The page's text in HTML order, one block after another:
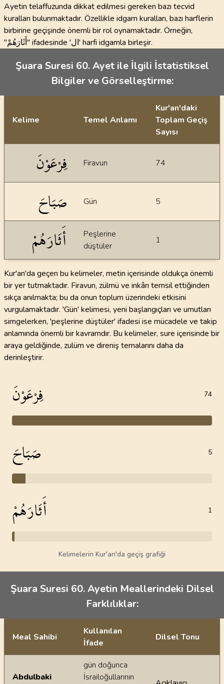
Ayetin telaffuzunda dikkat edilmesi gereken bazı tecvid
kuralları bulunmaktadır. Özellikle idgam kuralları, bazı harflerin
birbirine geçişinde önemli bir rol oynamaktadır. Örneğin,
"أَثَارَهُمْ" ifadesinde 'ال' harfi idgamla birleşir.
Şuara Suresi 60. Ayet ile İlgili İstatistiksel
Bilgiler ve Görselleştirme:
Kelime Temel Anlamı
Kur'an'daki
Toplam Geçiş
Sayısı
فِرْعَوْنَ Firavun 74
صَبَاحَ Gün 5
أَثَارَهُمْ
Peşlerine
düştüler
1
Kur'an'da geçen bu kelimeler, metin içerisinde oldukça önemli
bir yer tutmaktadır. Firavun, zülmü ve inkârı temsil ettiğinden
sıkça anılmakta; bu da onun toplum üzerindeki etkisini
vurgulamaktadır. 'Gün' kelimesi, yeni başlangıçları ve umutları
simgelerken, 'peşlerine düştüler' ifadesi ise mücadele ve takip
anlamında önemli bir kavramdır. Bu kelimeler, sure içerisinde bir
araya geldiğinde, zulüm ve direniş temalarını daha da
derinleştirir.
فِرْعَوْنَ 74
صَبَاحَ 5
أَثَارَهُمْ 1
Kelimelerin Kur'an'da geçiş grafiği
Şuara Suresi 60. Ayetin Meallerindeki Dilsel
Farklılıklar:
Ayetin meallerindeki dilsel farklılıklar
Meal Sahibi
Kullanılan
İfade
Dilsel Tonu
Abdulbaki
gün doğunca
İsrailoğullarının